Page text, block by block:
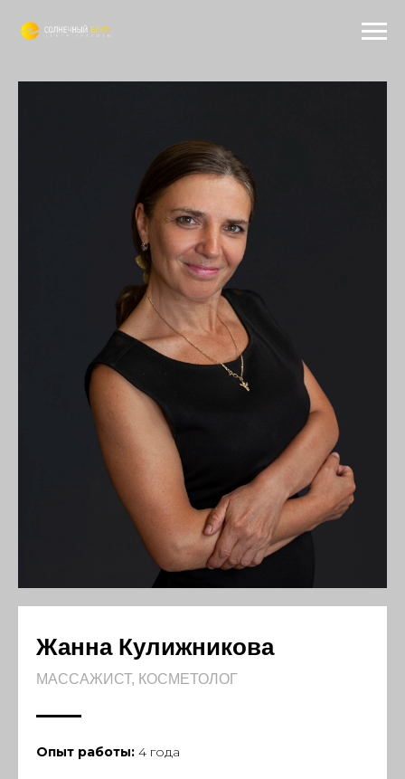
Жанна Кулижникова
МАССАЖИСТ, КОСМЕТОЛОГ
Опыт работы: 4 года